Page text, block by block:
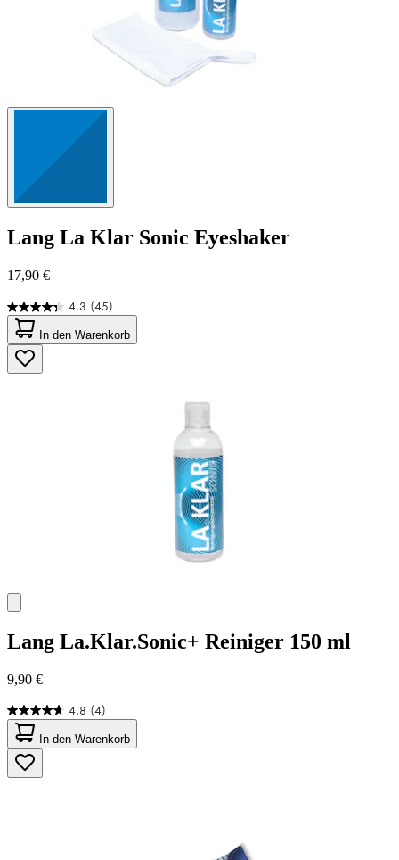
Lang La Klar Sonic Eyeshaker
17,90 €
4.3 (45)
4.3
von
5
Sternen.
45
In den Warenkorb
Lang La.Klar.Sonic+ Reiniger 150 ml
9,90 €
4.8 (4)
4.8
von
5
Sternen.
4
In den Warenkorb